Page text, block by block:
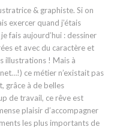
& graphiste. Si on
exercer quand j’étais
fais aujourd’hui : dessiner
et avec du caractère et
illustrations ! Mais à
ce métier n’existait pas
grâce à de belles
de travail, ce rêve est
plaisir d’accompagner
les plus importants de